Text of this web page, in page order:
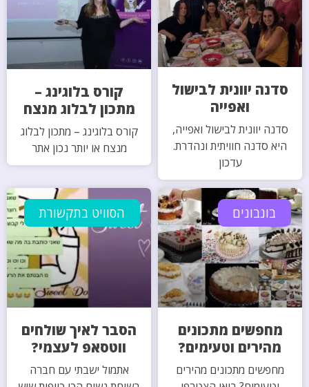
סדנה יוונית לבישול
ואפייה
סדנה יוונית לבישול ואפייה,
היא סדנה חוויתית ונהדרת.
עדכון
קורס בלוגינג –
מתכון לבלוג מנצח
קורס בלוגינג – מתכון לבלוג
מנצח או יותר נכון אתר
בונבונים
מחפשים מתכונים
מהירים וטעימים?
מחפשים מתכונים מהירים
הסוויט בתקשורת
הסבר לאיך שולחים
ווטסאפ לעצמי?
אתמול ישבתי עם חברה